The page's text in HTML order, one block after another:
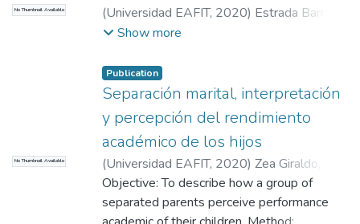
No Thumbnail Available (Universidad EAFIT, 2020) Estrada Barreto,
Pablo Andrés;
Show more
No Thumbnail Available
Publication
Separación marital, interpretación
y percepción del rendimiento
académico de los hijos
(Universidad EAFIT, 2020) Zea Giraldo,
Kelly Dahiana ;Vásquez, Andrés
Objective: To describe how a group of
separated parents perceive performance